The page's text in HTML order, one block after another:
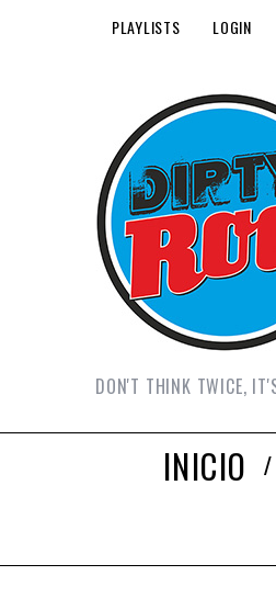
PLAYLISTS LOGIN
DON'T THINK TWICE,
INICIO